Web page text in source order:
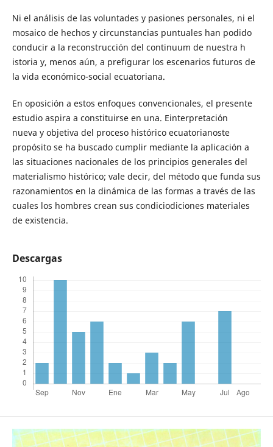
Ni el análisis de las voluntades y pasiones personales, ni el
mosaico de hechos y circunstancias puntuales han podido
conducir a la reconstrucción del continuum de nuestra h
istoria y, menos aún, a prefigurar los escenarios futuros de
la vida económico-social ecuatoriana.
En oposición a estos enfoques convencionales, el presente
estudio aspira a constituirse en una. Einterpretación
nueva y objetiva del proceso histórico ecuatorianoste
propósito se ha buscado cumplir mediante la aplicación a
las situaciones nacionales de los principios generales del
materialismo histórico; vale decir, del método que funda sus
razonamientos en la dinámica de las formas a través de las
cuales los hombres crean sus condiciodiciones materiales
de existencia.
Descargas